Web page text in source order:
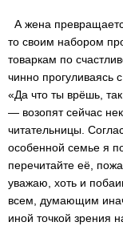
А жена
то своим набором
товаркам по
чинно прогуливаясь
«Да что ты врёшь,
— возопят сейчас
читательницы.
особенной семье я
перечитайте её,
уважаю, хоть и
всем, думающим
иной точкой зрения